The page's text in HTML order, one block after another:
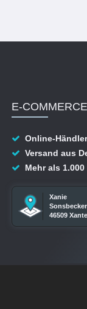
E-
Online-
Versand aus
Mehr als
Xanie
46509